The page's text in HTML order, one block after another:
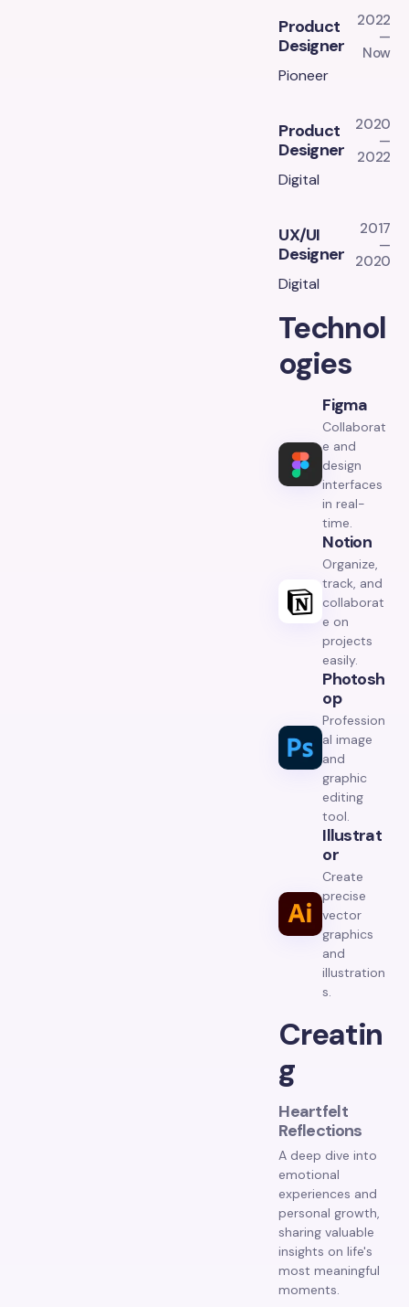
Product
Designer
2022
—
Now
Pioneer
Product
Designer
2020
—
2022
Digital
UX/UI
Designer
2017
—
2020
Digital
Technol
ogies
Figma
Collaborat
e and
design
interfaces
in real-
time.
Notion
Organize,
track, and
collaborat
e on
projects
easily.
Photosh
Op
Profession
al image
and
graphic
editing
tool.
Illustrat
Or
Create
precise
vector
graphics
and
illustration
s.
Creatin
g
Heartfelt
Reflections
A deep dive into
emotional
experiences and
personal growth,
sharing valuable
insights on life's
most meaningful
moments.